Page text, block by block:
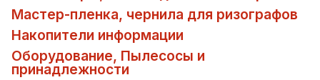
Мастер-пленка, чернила для ризографов
Накопители информации
Оборудование, Пылесосы и
принадлежности